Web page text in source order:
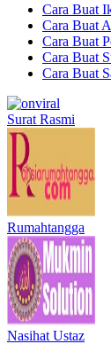
Cara Buat
Cara Buat
Cara Buat
Cara Buat
Cara Buat
Surat Rasmi
Rumahtangga
Nasihat Ustaz